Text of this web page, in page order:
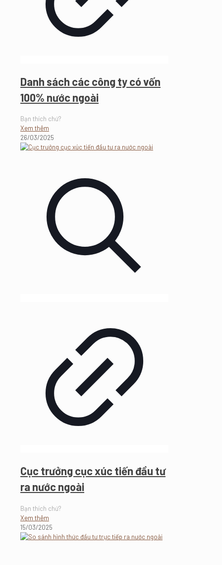
Danh sách các công ty có vốn
100% nước ngoài
Bạn thích chứ?
Xem thêm
26/03/2025
Cục trưởng cục xúc tiến đầu tư
ra nước ngoài
Bạn thích chứ?
Xem thêm
15/03/2025